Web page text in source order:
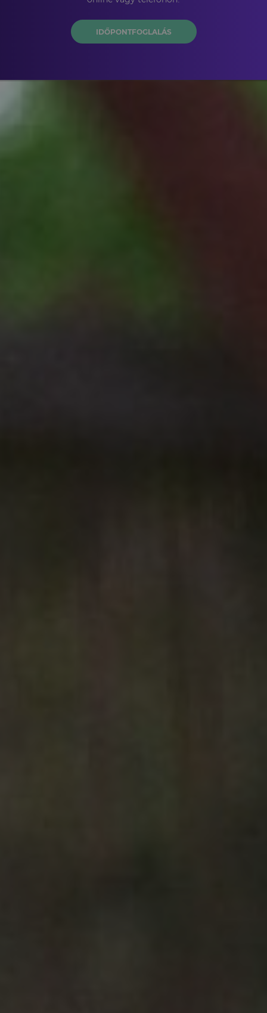
IDŐPONTFOGLALÁS